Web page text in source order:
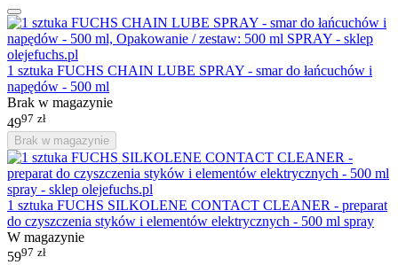
1 sztuka FUCHS CHAIN LUBE SPRAY - smar do łańcuchów i
napędów - 500 ml
Brak w magazynie
4997 zł
Brak w magazynie
1 sztuka FUCHS SILKOLENE CONTACT CLEANER - preparat
do czyszczenia styków i elementów elektrycznych - 500 ml spray
W magazynie
5997 zł